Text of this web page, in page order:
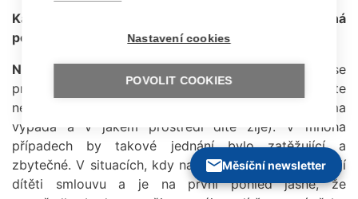
Každý soudní spor, který se týká dítěte, znamená
pohovor na
OSPODa šetření v rodině
NE –
pohovor naOSPODa případné sociální šetření se
provádí v případech, kdy je třeba zjistit názor dítěte
nebo prošetřit aktuální situaci (vidět, jak to doma
vypadá a v jakém prostředí dítě žije). V mnoha
případech by takové jednání bylo zatěžující a
zbytečné. V situacích, kdy například rodiče vypovídají
dítěti smlouvu a je na první pohled jasné, že
Měsíční newsletter
Nastavení cookies
POVOLIT COOKIES